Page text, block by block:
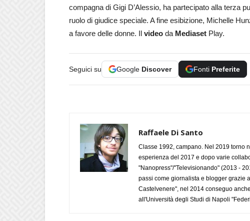
compagna di Gigi D’Alessio, ha partecipato alla terza
ruolo di giudice speciale. A fine esibizione, Michelle
a favore delle donne. Il video da Mediaset Play.
Seguici su Google Discover Fonti Preferite
Raffaele Di Santo
Classe 1992, campano. Nel 2019 torno
esperienza del 2017 e dopo varie
"Nanopress"/"Televisionando" (2013 -
passi come giornalista e blogger grazie
Castelvenere", nel 2014 conseguo
all'Università degli Studi di Napoli